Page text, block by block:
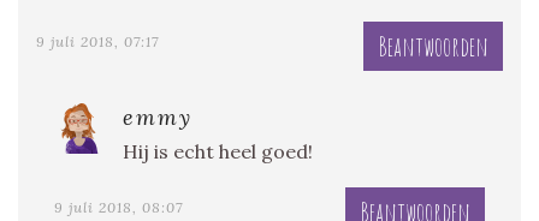
9 juli 2018, 07:17 Beantwoorden
emmy
Hij is echt heel goed!
9 juli 2018, 08:07 Beantwoorden